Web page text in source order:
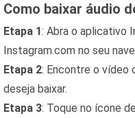
Como baixar áudio
Etapa 1: Abra o aplicativo
Instagram.com no seu
Etapa 2: Encontre o vídeo
deseja baixar.
Etapa 3: Toque no ícone